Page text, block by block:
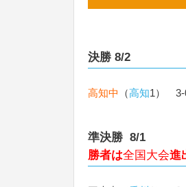
決勝 8/2
高知中 （高知1） 3-
準決勝 8/1
勝者は全国大会進